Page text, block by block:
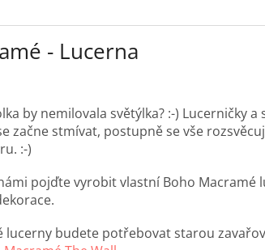
- Lucerna
by nemilovala světýlka? :-) Lucerničky
začne stmívat, postupně se vše
:-)
pojďte vyrobit vlastní Boho
lucerny budete potřebovat starou